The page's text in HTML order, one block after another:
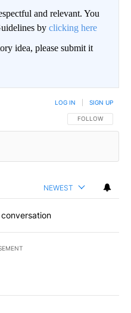
and relevant. You
by clicking here
idea, please submit it
FOLLOW THIS
FOLLOW
LOG IN SIGN UP
NEWEST